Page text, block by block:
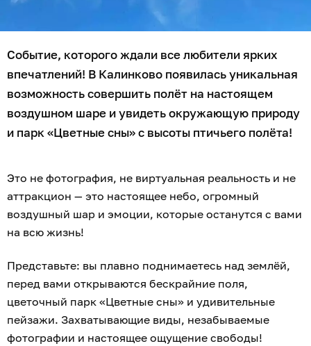
Событие, которого ждали все любители ярких
впечатлений! В Калинково появилась уникальная
возможность совершить полёт на настоящем
воздушном шаре и увидеть окружающую природу
и парк «Цветные сны» с высоты птичьего полёта!
Это не фотография, не виртуальная реальность и не
аттракцион — это настоящее небо, огромный
воздушный шар и эмоции, которые останутся с вами
на всю жизнь!
Представьте: вы плавно поднимаетесь над землёй,
перед вами открываются бескрайние поля,
цветочный парк «Цветные сны» и удивительные
пейзажи. Захватывающие виды, незабываемые
фотографии и настоящее ощущение свободы!